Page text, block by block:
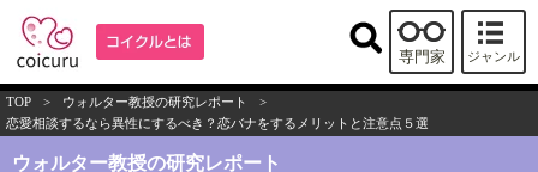
ジャンル
専門家
TOP > ウォルター教授の研究レポート
>
恋愛相談するなら異性にするべき？恋バナをするメリットと注意点５選
ウォルター教授の研究レポート